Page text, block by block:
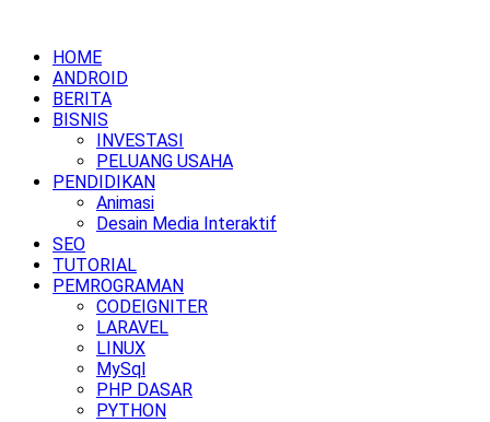
HOME
ANDROID
BERITA
BISNIS
INVESTASI
PELUANG USAHA
PENDIDIKAN
Animasi
Desain Media Interaktif
SEO
TUTORIAL
PEMROGRAMAN
CODEIGNITER
LARAVEL
LINUX
MySql
PHP DASAR
PYTHON